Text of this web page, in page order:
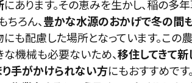
にあります。その恵みを生かし、稲の多
ろん、豊かな水源のおかげで冬の間
にも配慮した場所となっています。この
な機械も必要ないため、移住してきて
手がかけられない方にもおすすめです